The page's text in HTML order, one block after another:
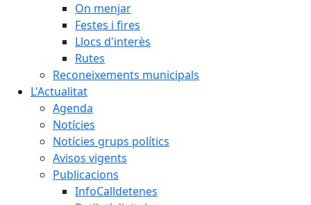
On menjar
Festes i fires
Llocs d'interès
Rutes
Reconeixements municipals
L'Actualitat
Agenda
Notícies
Notícies grups polítics
Avisos vigents
Publicacions
InfoCalldetenes